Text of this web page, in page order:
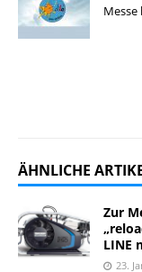
Messe
ÄHNLICHE
Zur
LINE
23.